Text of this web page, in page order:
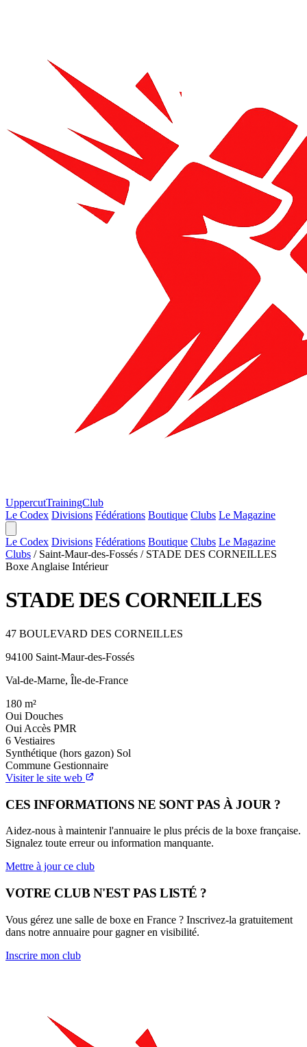
UppercutTrainingClub
Le Codex Divisions Fédérations Boutique Clubs Le Magazine
Le Codex Divisions Fédérations Boutique Clubs Le Magazine
Clubs / Saint-Maur-des-Fossés / STADE DES CORNEILLES
Boxe Anglaise Intérieur
STADE DES CORNEILLES
47 BOULEVARD DES CORNEILLES
94100 Saint-Maur-des-Fossés
Val-de-Marne, Île-de-France
180 m²
Oui Douches
Oui Accès PMR
6 Vestiaires
Synthétique (hors gazon) Sol
Commune Gestionnaire
Visiter le site web
CES INFORMATIONS NE SONT PAS À JOUR ?
Aidez-nous à maintenir l'annuaire le plus précis de la boxe française.
Signalez toute erreur ou information manquante.
Mettre à jour ce club
VOTRE CLUB N'EST PAS LISTÉ ?
Vous gérez une salle de boxe en France ? Inscrivez-la gratuitement
dans notre annuaire pour gagner en visibilité.
Inscrire mon club